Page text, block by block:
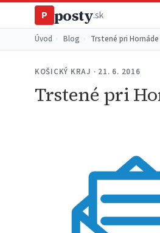
P posty.sk
Úvod Blog Trstené pri Hornáde
KOŠICKÝ KRAJ · 21. 6. 2016
Trstené pri